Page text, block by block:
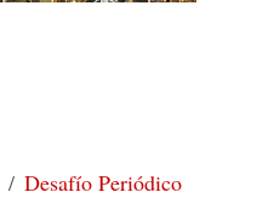
Desafío Periódico